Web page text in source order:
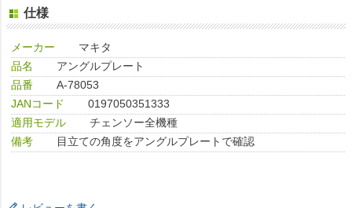
仕様
メーカー
マキタ
品名
アングルプレート
品番
A-78053
JANコード
0197050351333
適用モデル
チェンソー全機種
備考
目立ての角度をアングルプレートで確認